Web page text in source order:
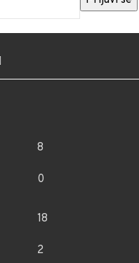
8
0
18
2